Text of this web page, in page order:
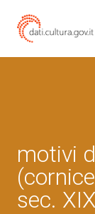
motivi
sec.